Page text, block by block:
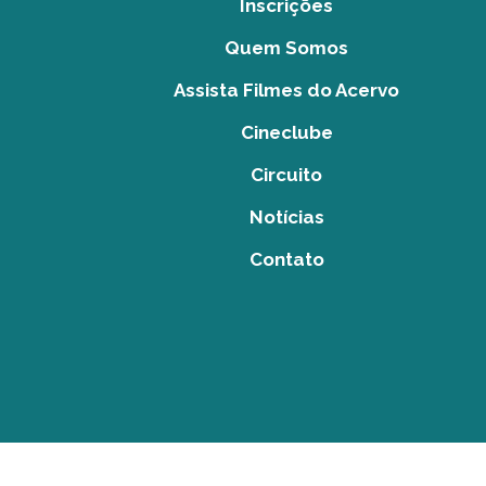
Inscrições
Quem Somos
Assista Filmes do Acervo
Cineclube
Circuito
Notícias
Contato